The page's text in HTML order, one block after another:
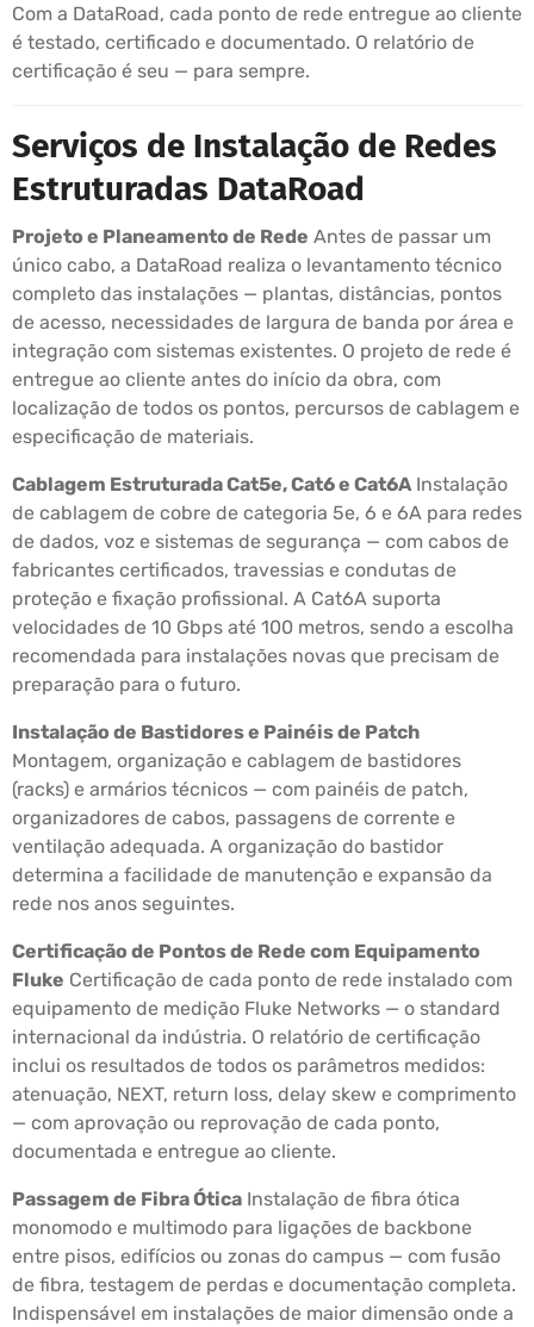
Com a DataRoad, cada ponto de rede entregue ao cliente
é testado, certificado e documentado. O relatório de
certificação é seu — para sempre.
Serviços de Instalação de Redes
Estruturadas DataRoad
Projeto e Planeamento de Rede Antes de passar um
único cabo, a DataRoad realiza o levantamento técnico
completo das instalações — plantas, distâncias, pontos
de acesso, necessidades de largura de banda por área e
integração com sistemas existentes. O projeto de rede é
entregue ao cliente antes do início da obra, com
localização de todos os pontos, percursos de cablagem e
especificação de materiais.
Cablagem Estruturada Cat5e, Cat6 e Cat6A Instalação
de cablagem de cobre de categoria 5e, 6 e 6A para redes
de dados, voz e sistemas de segurança — com cabos de
fabricantes certificados, travessias e condutas de
proteção e fixação profissional. A Cat6A suporta
velocidades de 10 Gbps até 100 metros, sendo a escolha
recomendada para instalações novas que precisam de
preparação para o futuro.
Instalação de Bastidores e Painéis de Patch
Montagem, organização e cablagem de bastidores
(racks) e armários técnicos — com painéis de patch,
organizadores de cabos, passagens de corrente e
ventilação adequada. A organização do bastidor
determina a facilidade de manutenção e expansão da
rede nos anos seguintes.
Certificação de Pontos de Rede com Equipamento
Fluke Certificação de cada ponto de rede instalado com
equipamento de medição Fluke Networks — o standard
internacional da indústria. O relatório de certificação
inclui os resultados de todos os parâmetros medidos:
atenuação, NEXT, return loss, delay skew e comprimento
— com aprovação ou reprovação de cada ponto,
documentada e entregue ao cliente.
Passagem de Fibra Ótica Instalação de fibra ótica
monomodo e multimodo para ligações de backbone
entre pisos, edifícios ou zonas do campus — com fusão
de fibra, testagem de perdas e documentação completa.
Indispensável em instalações de maior dimensão onde a